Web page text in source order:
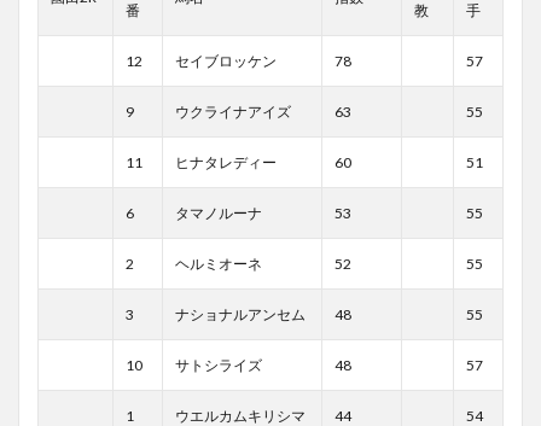
番
教
手
12 セイブロッケン 78 57
9 ウクライナアイズ 63 55
11 ヒナタレディー 60 51
6 タマノルーナ 53 55
2 ヘルミオーネ 52 55
3 ナショナルアンセム 48 55
10 サトシライズ 48 57
1 ウエルカムキリシマ 44 54